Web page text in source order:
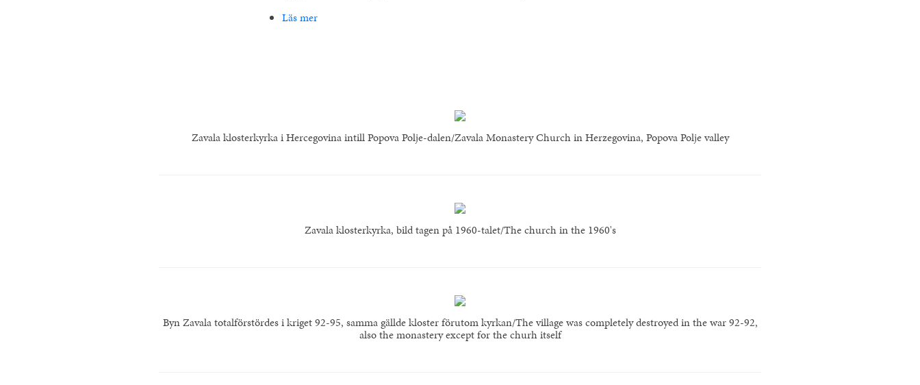
Läs mer
Zavala klosterkyrka i Hercegovina intill Popova Polje-dalen/Zavala Monastery Church in Herzegovina, Popova Polje valley
Zavala klosterkyrka, bild tagen på 1960-talet/The church in the 1960's
Byn Zavala totalförstördes i kriget 92-95, samma gällde kloster förutom kyrkan/The village was completely destroyed in the war 92-92,
also the monastery except for the churh itself